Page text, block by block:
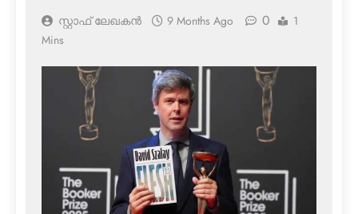
സ്റ്റാഫ് ലേഖകൻ 9 Months Ago 0
1
Mins